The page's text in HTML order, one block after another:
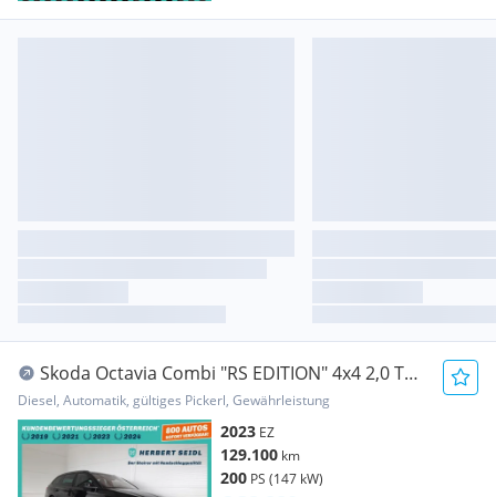
Skoda Octavia Combi "RS EDITION" 4x4 2,0 TDI
DSG *SKY...
Diesel, Automatik, gültiges Pickerl, Gewährleistung
2023 EZ
129.100 km
200 PS (147 kW)